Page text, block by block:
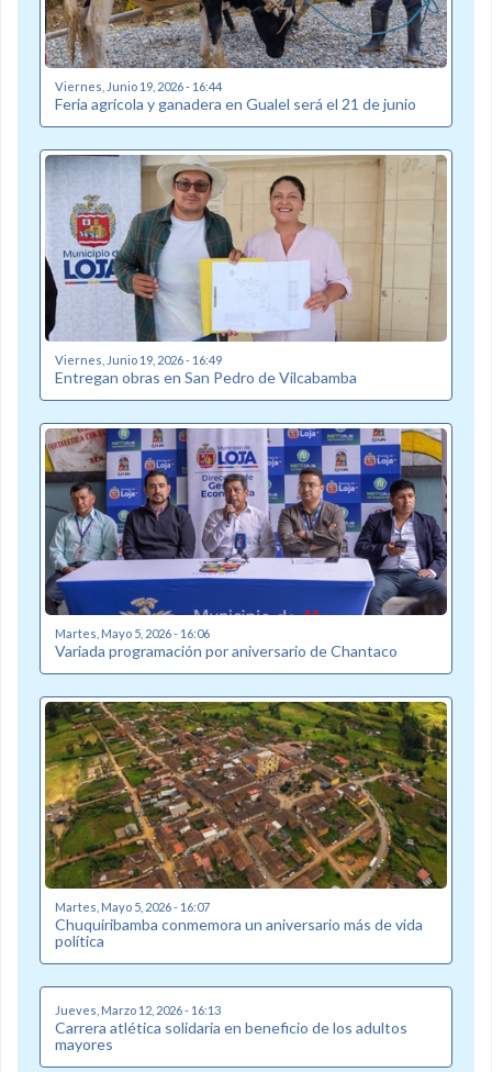
Viernes, Junio 19, 2026 - 16:44
Feria agrícola y ganadera en Gualel será el 21 de junio
Viernes, Junio 19, 2026 - 16:49
Entregan obras en San Pedro de Vilcabamba
Martes, Mayo 5, 2026 - 16:06
Variada programación por aniversario de Chantaco
Martes, Mayo 5, 2026 - 16:07
Chuquiribamba conmemora un aniversario más de vida
política
Jueves, Marzo 12, 2026 - 16:13
Carrera atlética solidaria en beneficio de los adultos
mayores